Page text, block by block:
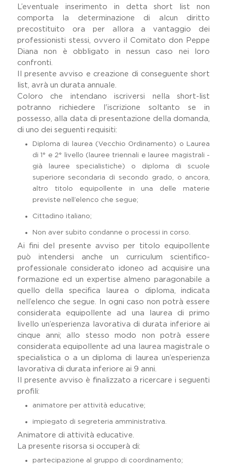
L’eventuale inserimento in detta short list non
comporta la determinazione di alcun diritto
precostituito ora per allora a vantaggio dei
professionisti stessi, ovvero il Comitato don Peppe
Diana non è obbligato in nessun caso nei loro
confronti.
Il presente avviso e creazione di conseguente short
list, avrà un durata annuale.
Coloro che intendano iscriversi nella short-list
potranno richiedere l'iscrizione soltanto se in
possesso, alla data di presentazione della domanda,
di uno dei seguenti requisiti:
Diploma di laurea (Vecchio Ordinamento) o Laurea
di 1° e 2° livello (lauree triennali e lauree magistrali -
già lauree specialistiche) o diploma di scuole
superiore secondaria di secondo grado, o ancora,
altro titolo equipollente in una delle materie
previste nell’elenco che segue;
Cittadino italiano;
Non aver subito condanne o processi in corso.
Ai fini del presente avviso per titolo equipollente
può intendersi anche un curriculum scientifico-
professionale considerato idoneo ad acquisire una
formazione ed un expertise almeno paragonabile a
quello della specifica laurea o diploma, indicata
nell’elenco che segue. In ogni caso non potrà essere
considerata equipollente ad una laurea di primo
livello un’esperienza lavorativa di durata inferiore ai
cinque anni; allo stesso modo non potrà essere
considerata equipollente ad una laurea magistrale o
specialistica o a un diploma di laurea un’esperienza
lavorativa di durata inferiore ai 9 anni.
Il presente avviso è finalizzato a ricercare i seguenti
profili:
animatore per attività educative;
impiegato di segreteria amministrativa.
Animatore di attività educative.
La presente risorsa si occuperà di:
partecipazione al gruppo di coordinamento;